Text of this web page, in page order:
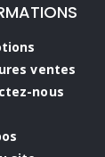
ventes
nous